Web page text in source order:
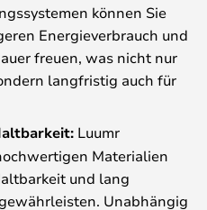
können Sie
Energieverbrauch und
freuen, was nicht nur
langfristig auch für
Luumr
Materialien
und lang
Unabhängig